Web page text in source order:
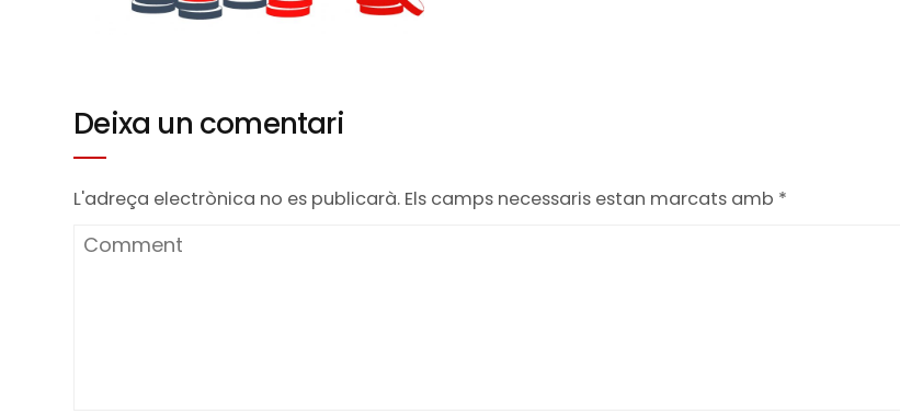
Deixa un comentari
L'adreça electrònica no es publicarà. Els camps necessaris estan marcats amb *